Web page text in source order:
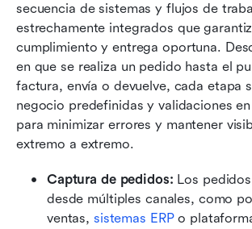
secuencia de sistemas y flujos de
estrechamente integrados que
cumplimiento y entrega oportuna.
en que se realiza un pedido hasta el
factura, envía o devuelve, cada etapa
negocio predefinidas y validaciones
para minimizar errores y mantener
extremo a extremo.
Captura de pedidos: Los
desde múltiples canales, como
ventas, sistemas ERP o